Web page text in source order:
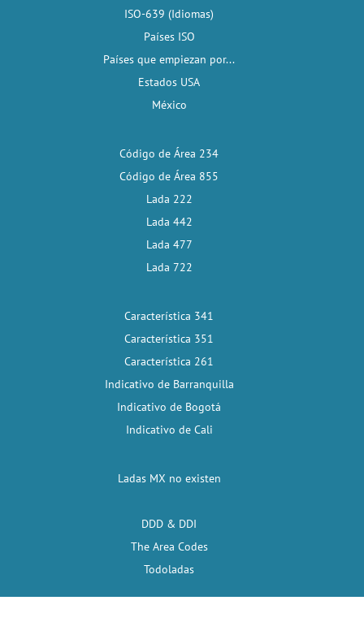
ISO-639 (Idiomas)
Países ISO
Países que empiezan por...
Estados USA
México
Código de Área 234
Código de Área 855
Lada 222
Lada 442
Lada 477
Lada 722
Característica 341
Característica 351
Característica 261
Indicativo de Barranquilla
Indicativo de Bogotá
Indicativo de Cali
Ladas MX no existen
DDD & DDI
The Area Codes
Todoladas